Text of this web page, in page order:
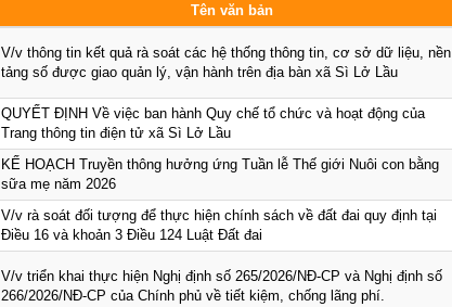
Tên văn bản
V/v thông tin kết quả rà soát các hệ thống thông tin, cơ sở dữ liệu, nền
tảng số được giao quản lý, vận hành trên địa bàn xã Sì Lở Lầu
QUYẾT ĐỊNH Về việc ban hành Quy chế tổ chức và hoạt động của
Trang thông tin điện tử xã Sì Lở Lầu
KẾ HOẠCH Truyền thông hưởng ứng Tuần lễ Thế giới Nuôi con bằng
sữa mẹ năm 2026
V/v rà soát đối tượng để thực hiện chính sách về đất đai quy định tại
Điều 16 và khoản 3 Điều 124 Luật Đất đai
V/v triển khai thực hiện Nghị định số 265/2026/NĐ-CP và Nghị định số
266/2026/NĐ-CP của Chính phủ về tiết kiệm, chống lãng phí.